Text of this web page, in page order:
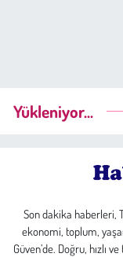
Yükleniyor...
Son dakika haberleri,
ekonomi, toplum,
Güven’de. Doğru, hızlı